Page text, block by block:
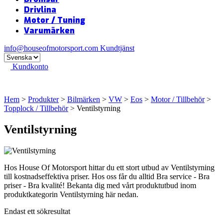
Drivlina
Motor / Tuning
Varumärken
info@houseofmotorsport.com Kundtjänst
Kundkonto
Hem > Produkter> Bilmärken > VW > Eos > Motor / Tillbehör>
Topplock / Tillbehör> Ventilstyrning
Ventilstyrning
Hos House Of Motorsport hittar du ett stort utbud av Ventilstyrning
till kostnadseffektiva priser. Hos oss får du alltid Bra service - Bra
priser - Bra kvalité! Bekanta dig med vårt produktutbud inom
produktkategorin Ventilstyrning här nedan.
Endast ett sökresultat